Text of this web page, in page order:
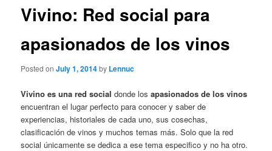
Vivino: Red social para
apasionados de los vinos
Posted onJuly 1, 2014by Lennuc
Vivino es una red social donde losapasionados de los vinos
encuentran el lugar perfecto para conocer y saber de
experiencias, historiales de cada uno, sus cosechas,
clasificación de vinos y muchos temas más. Solo que la red
social únicamente se dedica a ese tema especifico y no ha otro.